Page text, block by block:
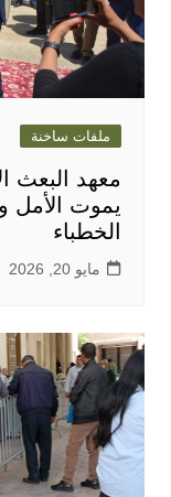
ملفات ساخنة
معهد البعث
يموت الأمل
الخطباء
مايو 20, 2026